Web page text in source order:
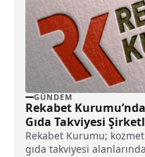
GÜNDEM
Rekabet
Gıda Takviyesi
Rekabet Kurumu;
gıda takviyesi